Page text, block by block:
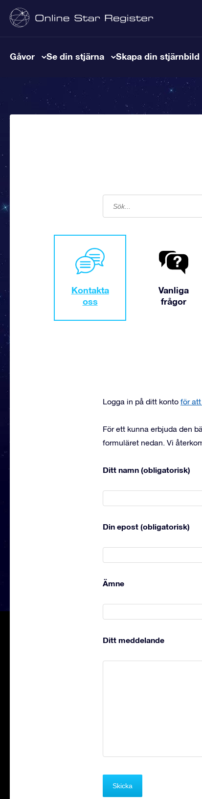
Gåvor Se din stjärna Skapa din stjärnbild
Kontakta
oss
Vanliga
frågor
Logga in på ditt konto för
För ett kunna erbjuda den
formuläret nedan. Vi
Ditt namn (obligatorisk)
Din epost (obligatorisk)
Ämne
Ditt meddelande